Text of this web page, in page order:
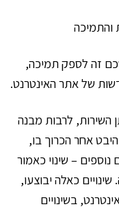
והתמיכה
זה לספק תמיכה,
של אתר האינטרנט.
לרבות מבנה
היבט אחר הכרוך בו,
– שינוי כאמור
כאלה יבוצעו,
בשינויים